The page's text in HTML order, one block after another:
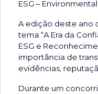
ESG –
A edição deste ano
tema “A Era da
ESG e
importância de
evidências,
Durante um